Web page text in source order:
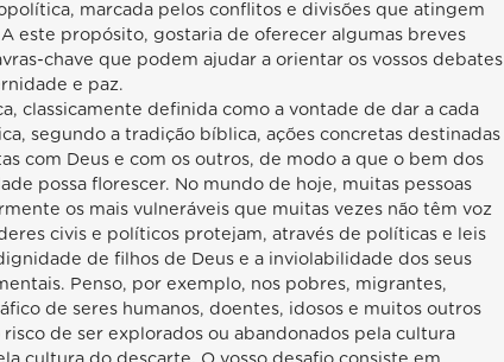
marcada pelos conflitos e divisões que atingem
este propósito, gostaria de oferecer algumas breves
chave que podem ajudar a orientar os vossos debates
e paz.
classicamente definida como a vontade de dar a cada
segundo a tradição bíblica, ações concretas destinadas
com Deus e com os outros, de modo a que o bem dos
possa florescer. No mundo de hoje, muitas pessoas
os mais vulneráveis que muitas vezes não têm voz
civis e políticos protejam, através de políticas e leis
de filhos de Deus e a inviolabilidade dos seus
Penso, por exemplo, nos pobres, migrantes,
de seres humanos, doentes, idosos e muitos outros
de ser explorados ou abandonados pela cultura